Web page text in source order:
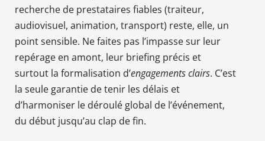
recherche de prestataires fiables (traiteur,
audiovisuel, animation, transport) reste, elle, un
point sensible. Ne faites pas l’impasse sur leur
repérage en amont, leur briefing précis et
surtout la formalisation d’engagements clairs. C’est
la seule garantie de tenir les délais et
d’harmoniser le déroulé global de l’événement,
du début jusqu’au clap de fin.